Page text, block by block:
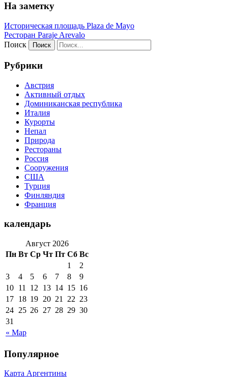
На заметку
Историческая площадь Plaza de Mayo
Ресторан Paraje Arevalo
Поиск
Рубрики
Австрия
Активный отдых
Доминиканская республика
Италия
Курорты
Непал
Природа
Рестораны
Россия
Сооружения
США
Турция
Финляндия
Франция
календарь
Август 2026
Пн Вт Ср Чт Пт Сб Вс
« Мар
1
2
3
4 5 6 7 8
9
10 11 12 13 14 15 16
17 18 19 20 21 22 23
24 25 26 27 28 29 30
31
Популярное
Карта Аргентины